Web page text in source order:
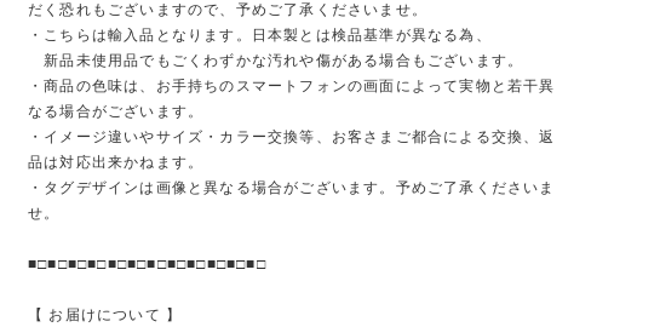
だく恐れもございますので、予めご了承くださいませ。
・こちらは輸入品となります。日本製とは検品基準が異なる為、
新品未使用品でもごくわずかな汚れや傷がある場合もございます。
・商品の色味は、お手持ちのスマートフォンの画面によって実物と若干異
なる場合がございます。
・イメージ違いやサイズ・カラー交換等、お客さまご都合による交換、返
品は対応出来かねます。
・タグデザインは画像と異なる場合がございます。予めご了承くださいま
せ。
■□■□■□■□■□■□■□■□■□■□■□■□
【 お届けについて 】